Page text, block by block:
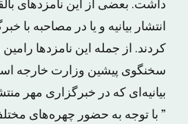
داشت. بعضی از این نامزدهای
انتشار بیانیه و یا در مصاحبه با
کردند. از جمله این نامزدها
سخنگوی پیشین وزارت خارجه
بیانیه‌ای که در خبرگزاری مهر
” با توجه به حضور چهره‌های